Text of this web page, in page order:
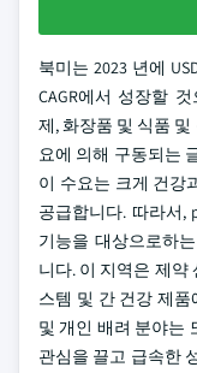
북미는 2023 년에
CAGR에서 성장할
제, 화장품 및 식품
요에 의해 구동되는
이 수요는 크게 건강
공급합니다. 따라서,
기능을 대상으로하
니다. 이 지역은 제약
스템 및 간 건강 제
및 개인 배려 분야는
관심을 끌고 급속한